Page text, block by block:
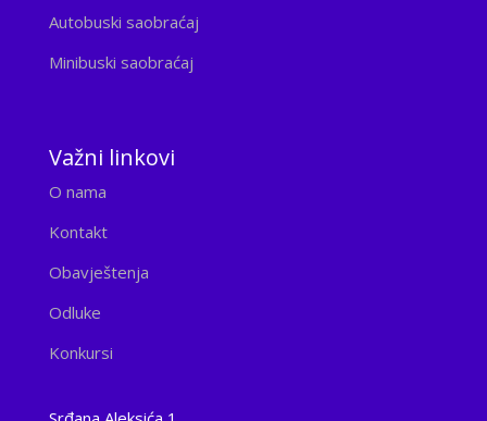
Autobuski saobraćaj
Minibuski saobraćaj
Važni linkovi
O nama
Kontakt
Obavještenja
Odluke
Konkursi